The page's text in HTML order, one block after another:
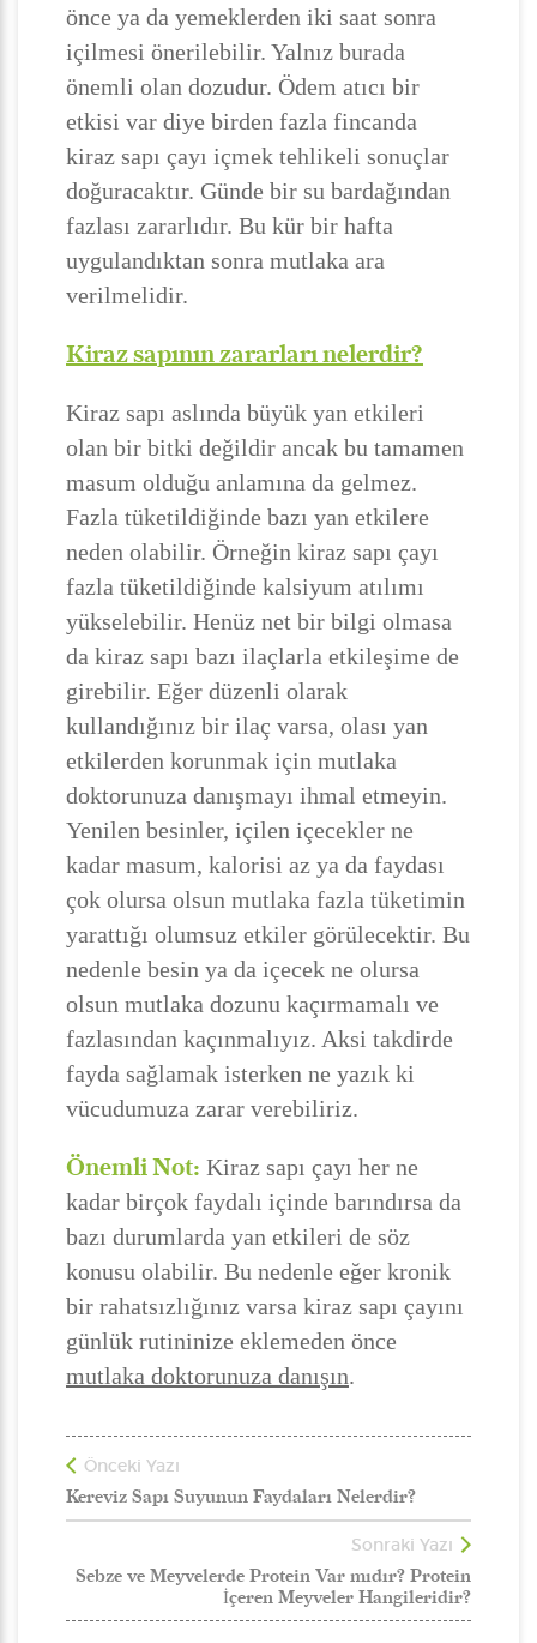
önce ya da yemeklerden iki saat sonra
içilmesi önerilebilir. Yalnız burada
önemli olan dozudur. Ödem atıcı bir
etkisi var diye birden fazla fincanda
kiraz sapı çayı içmek tehlikeli sonuçlar
doğuracaktır. Günde bir su bardağından
fazlası zararlıdır. Bu kür bir hafta
uygulandıktan sonra mutlaka ara
verilmelidir.
Kiraz sapının zararları nelerdir?
Kiraz sapı aslında büyük yan etkileri
olan bir bitki değildir ancak bu tamamen
masum olduğu anlamına da gelmez.
Fazla tüketildiğinde bazı yan etkilere
neden olabilir. Örneğin kiraz sapı çayı
fazla tüketildiğinde kalsiyum atılımı
yükselebilir. Henüz net bir bilgi olmasa
da kiraz sapı bazı ilaçlarla etkileşime de
girebilir. Eğer düzenli olarak
kullandığınız bir ilaç varsa, olası yan
etkilerden korunmak için mutlaka
doktorunuza danışmayı ihmal etmeyin.
Yenilen besinler, içilen içecekler ne
kadar masum, kalorisi az ya da faydası
çok olursa olsun mutlaka fazla tüketimin
yarattığı olumsuz etkiler görülecektir. Bu
nedenle besin ya da içecek ne olursa
olsun mutlaka dozunu kaçırmamalı ve
fazlasından kaçınmalıyız. Aksi takdirde
fayda sağlamak isterken ne yazık ki
vücudumuza zarar verebiliriz.
Önemli Not: Kiraz sapı çayı her ne
kadar birçok faydalı içinde barındırsa da
bazı durumlarda yan etkileri de söz
konusu olabilir. Bu nedenle eğer kronik
bir rahatsızlığınız varsa kiraz sapı çayını
günlük rutininize eklemeden önce
mutlaka doktorunuza danışın.
Önceki Yazı
Kereviz Sapı Suyunun Faydaları Nelerdir?
Sonraki Yazı
Sebze ve Meyvelerde Protein Var mıdır? Protein
İçeren Meyveler Hangileridir?